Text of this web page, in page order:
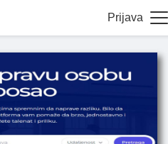
Prijava